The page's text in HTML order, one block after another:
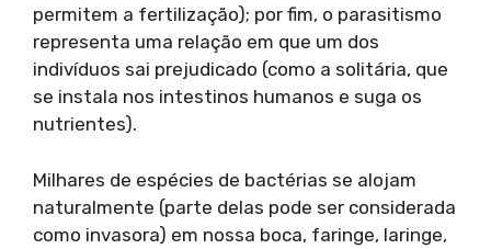
permitem a fertilização); por fim, o parasitismo
representa uma relação em que um dos
indivíduos sai prejudicado (como a solitária, que
se instala nos intestinos humanos e suga os
nutrientes).
Milhares de espécies de bactérias se alojam
naturalmente (parte delas pode ser considerada
como invasora) em nossa boca, faringe, laringe,